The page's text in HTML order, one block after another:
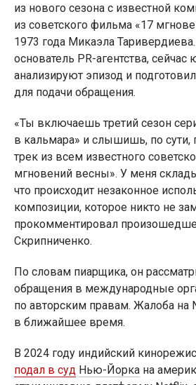
из нового сезона с известной
из советского фильма «17
1973 года Микаэла
основатель PR-агентства, сейчас
анализируют эпизод и
для подачи обращения.
«Ты включаешь третий сезон
в кальмара» и слышишь, по сути,
трек из всем известного
мгновений весны». У меня
что происходит незаконное
композиции, которое никто не
прокомментировал
Скрипниченко.
По словам пиарщика, он
обращения в международные
по авторским правам. Жалоба на
в ближайшее время.
В 2024 году индийский
подал в суд Нью-Йорка на